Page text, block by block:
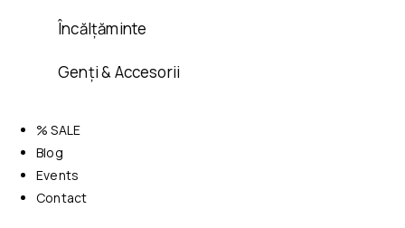
Încălțăminte
Genți & Accesorii
% SALE
Blog
Events
Contact